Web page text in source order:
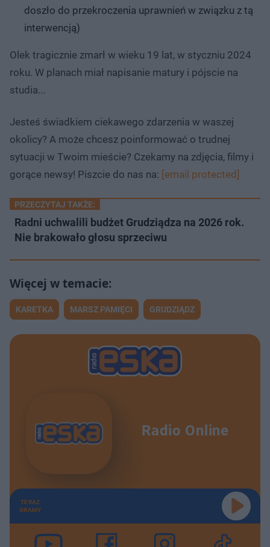
doszło do przekroczenia uprawnień w związku z tą
interwencją)
Olek tragicznie zmarł w wieku 19 lat, w styczniu 2024
roku. W planach miał napisanie matury i pójscie na
studia...
Jesteś świadkiem ciekawego zdarzenia w waszej
okolicy? A może chcesz poinformować o trudnej
sytuacji w Twoim mieście? Czekamy na zdjęcia, filmy i
gorące newsy! Piszcie do nas na: [email protected]
PRZECZYTAJ TAKŻE:
Radni uchwalili budżet Grudziądza na 2026 rok.
Nie brakowało głosu sprzeciwu
KARETKA MARSZ PAMIĘCI GRUDZIĄDZ
Radio Online
TERAZ
GRAMY